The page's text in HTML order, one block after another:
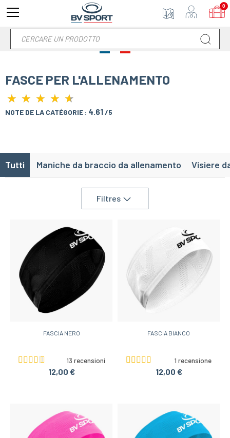
FASCE PER L'ALLENAMENTO
★ ★ ★ ★ ★
★ ★ ★ ★ ★
NOTE DE LA CATÉGORIE : 4.61/5
Tutti Maniche da braccio da allenamento Visiere
Filtres
FASCIA NERO
13 recensioni
12,00 €
FASCIA BIANCO
1 recensione
12,00 €
0